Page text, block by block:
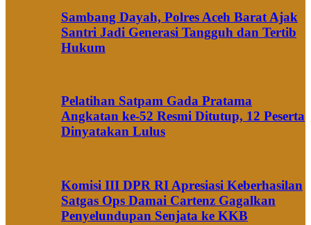
Sambang Dayah, Polres Aceh Barat Ajak
Santri Jadi Generasi Tangguh dan Tertib
Hukum
Pelatihan Satpam Gada Pratama
Angkatan ke-52 Resmi Ditutup, 12 Peserta
Dinyatakan Lulus
Komisi III DPR RI Apresiasi Keberhasilan
Satgas Ops Damai Cartenz Gagalkan
Penyelundupan Senjata ke KKB